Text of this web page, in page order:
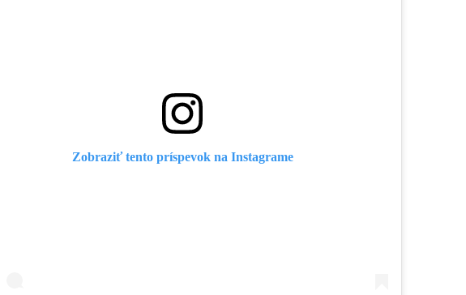
Zobraziť tento príspevok na Instagrame